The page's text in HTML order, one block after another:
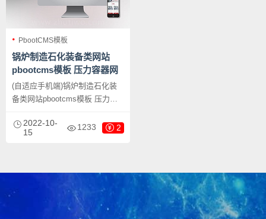
PbootCMS模板
锅炉制造石化装备类网站
pbootcms模板 压力容器网
站源码下载
(自适应手机端)锅炉制造石化装
备类网站pbootcms模板 压力容
核开发的网站模板，该模板适用
于锅炉设备网站、石化装备网站
2022-10-
15
1233 2